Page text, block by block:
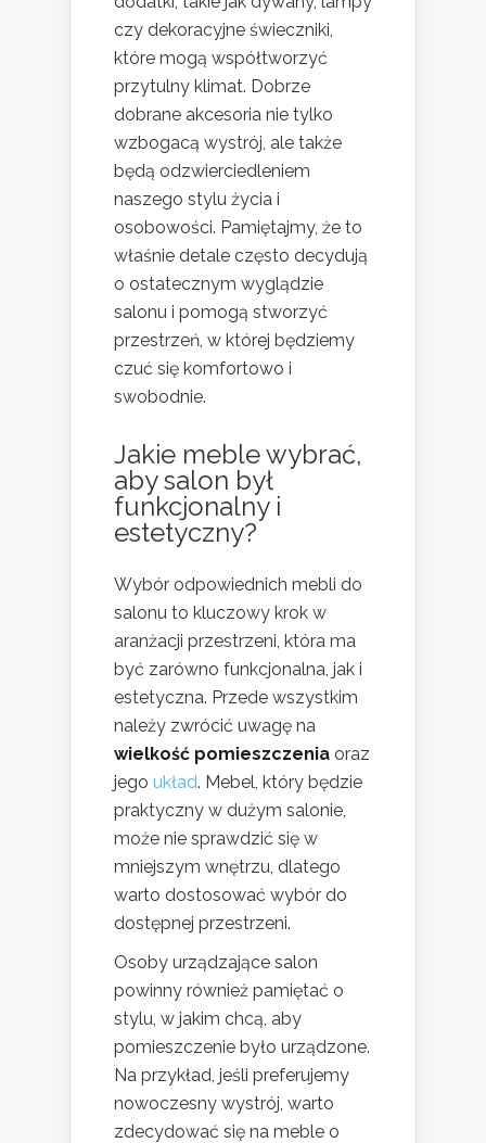
czy dekoracyjne świeczniki,
które mogą współtworzyć
przytulny klimat. Dobrze
dobrane akcesoria nie tylko
wzbogacą wystrój, ale także
będą odzwierciedleniem
naszego stylu życia i
osobowości. Pamiętajmy, że to
właśnie detale często decydują
o ostatecznym wyglądzie
salonu i pomogą stworzyć
przestrzeń, w której będziemy
czuć się komfortowo i
swobodnie.
Jakie meble wybrać,
aby salon był
funkcjonalny i
estetyczny?
Wybór odpowiednich mebli do
salonu to kluczowy krok w
aranżacji przestrzeni, która ma
być zarówno funkcjonalna, jak i
estetyczna. Przede wszystkim
należy zwrócić uwagę na
wielkość pomieszczenia oraz
jego układ. Mebel, który będzie
praktyczny w dużym salonie,
może nie sprawdzić się w
mniejszym wnętrzu, dlatego
warto dostosować wybór do
dostępnej przestrzeni.
Osoby urządzające salon
powinny również pamiętać o
stylu, w jakim chcą, aby
pomieszczenie było urządzone.
Na przykład, jeśli preferujemy
nowoczesny wystrój, warto
zdecydować się na meble o